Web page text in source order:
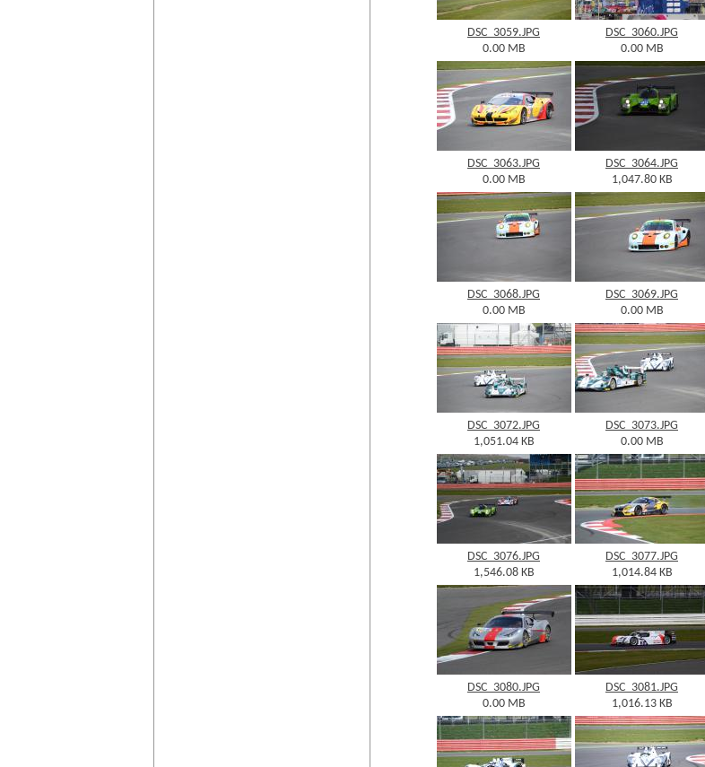
DSC_3059.JPG
0.00 MB
DSC_3060.JPG
0.00 MB
DSC_3063.JPG
0.00 MB
DSC_3064.JPG
1,047.80 KB
DSC_3068.JPG
0.00 MB
DSC_3069.JPG
0.00 MB
DSC_3072.JPG
1,051.04 KB
DSC_3073.JPG
0.00 MB
DSC_3076.JPG
1,546.08 KB
DSC_3077.JPG
1,014.84 KB
DSC_3080.JPG
0.00 MB
DSC_3081.JPG
1,016.13 KB